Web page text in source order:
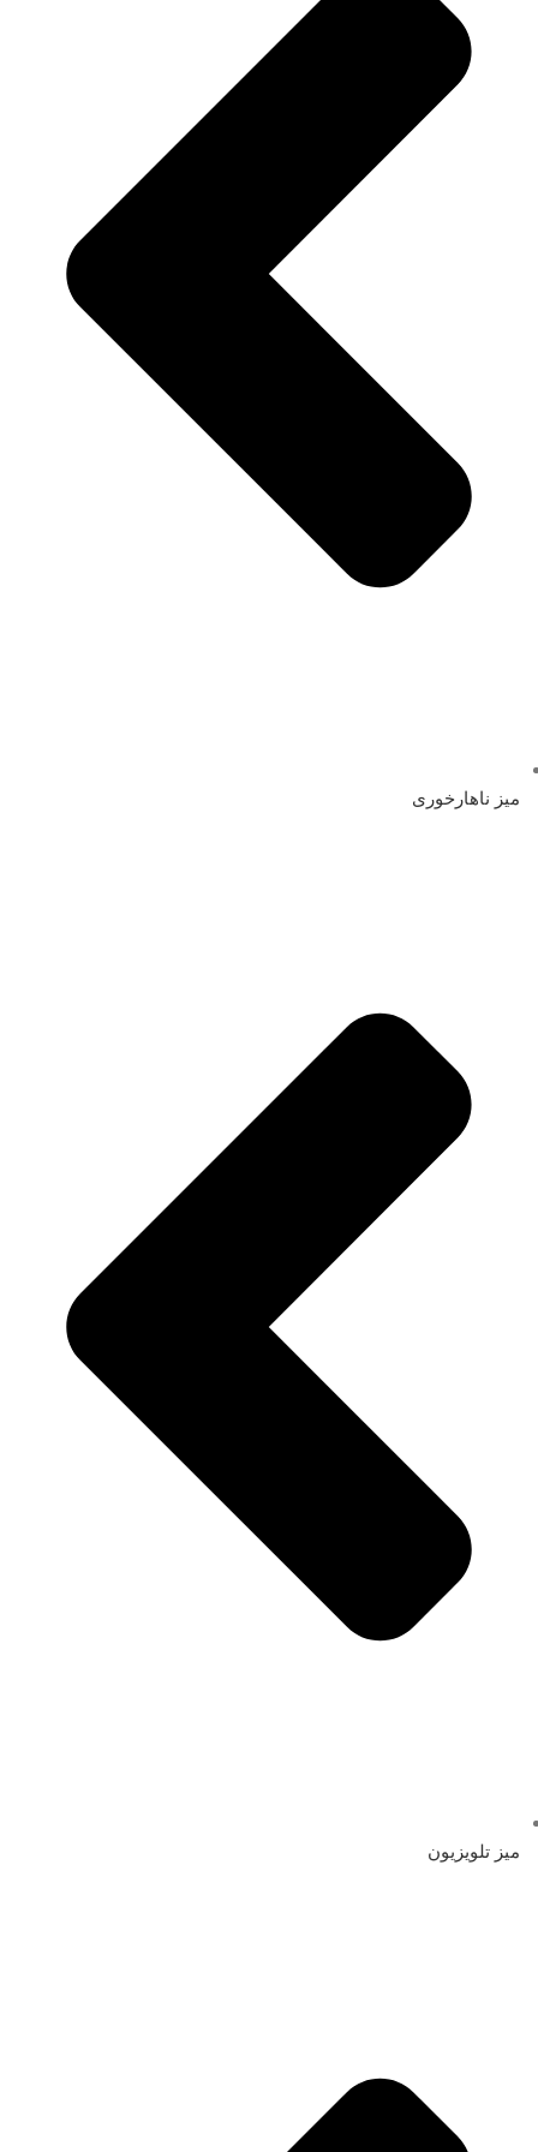
میز ناهارخوری
میز تلویزیون